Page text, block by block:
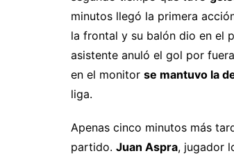
minutos llegó la primera
la frontal y su balón dio en el
asistente anuló el gol por
en el monitor se mantuvo la
liga.
Apenas cinco minutos más
partido. Juan Aspra, jugador